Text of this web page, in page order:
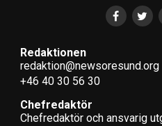
Redaktionen
redaktion@newsoresund.org
+46 40 30 56 30
Chefredaktör
Chefredaktör och ansvarig